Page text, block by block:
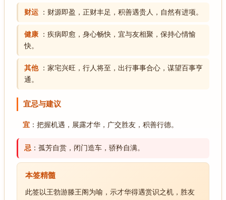
财运 ：财源即盈，正财丰足，积善遇贵人，自然有进项。
健康
：疾病即愈，身心畅快，宜与友相聚，保持心情愉
快。
其他
：家宅兴旺，行人将至，出行事事合心，谋望百事亨
通。
宜忌与建议
宜 ：把握机遇，展露才华，广交胜友，积善行德。
忌 ：孤芳自赏，闭门造车，骄矜自满。
本签精髓
此签以王勃游滕王阁为喻，示才华得遇赏识之机，胜友